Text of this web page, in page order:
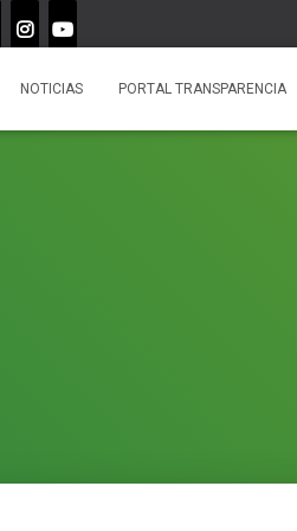
asociacionmakwebo@gmail.com
NOTICIAS PORTAL TRANSPARENCIA